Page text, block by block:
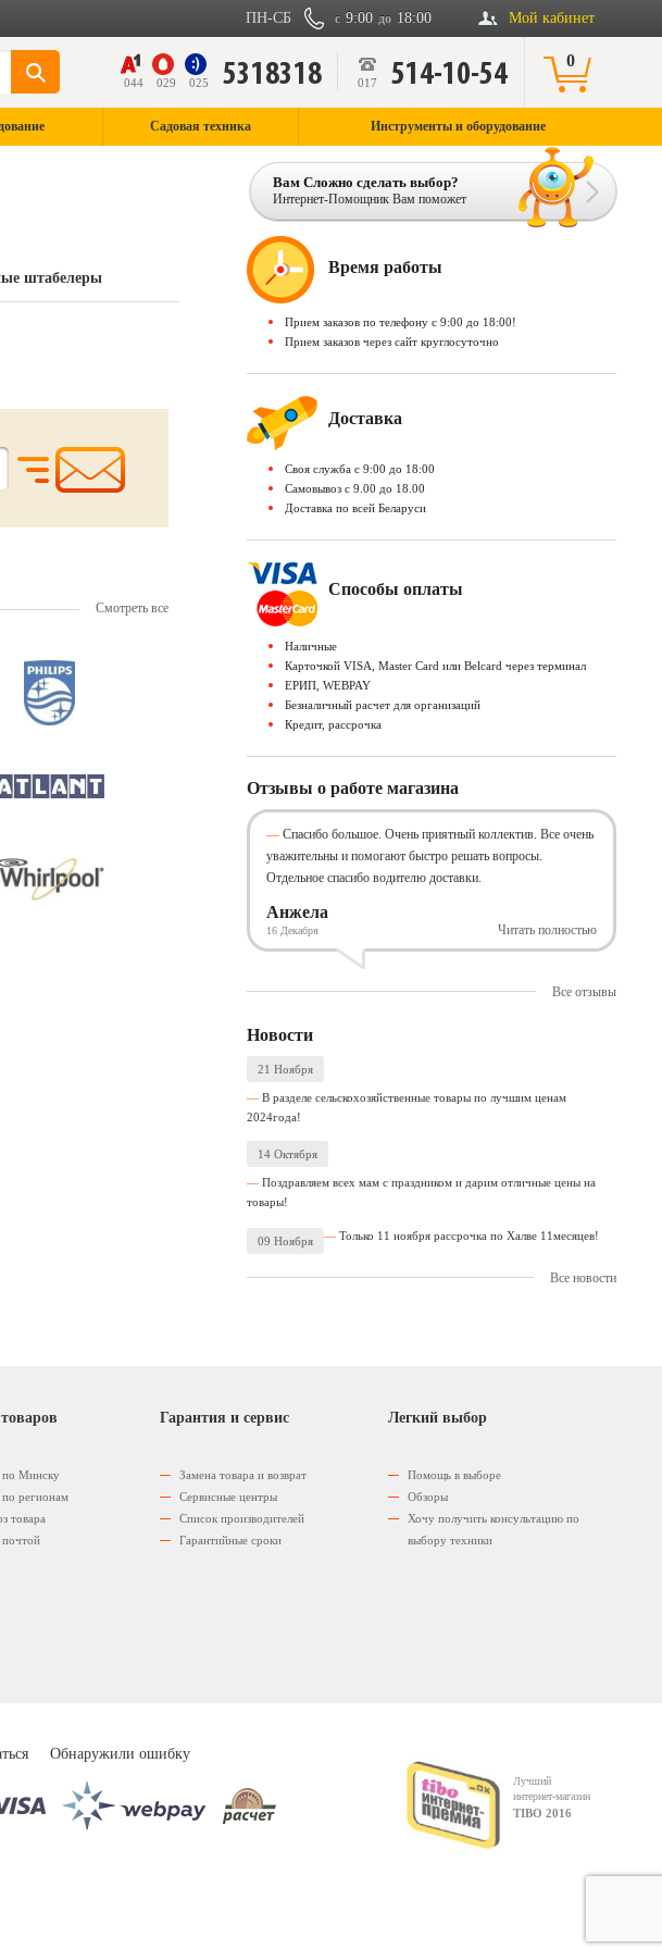
Мой кабинет
с 9:00 до 18:00
ПН-СБ
044 029 025 5318318 017 514-10-54 0
Садовая техника Инструменты и оборудование
Вам Сложно сделать выбор?
Интернет-Помощник Вам поможет
штабелеры
Смотреть все
Время работы
Прием заказов по телефону c 9:00 до 18:00!
Прием заказов через сайт круглосуточно
Доставка
Своя служба c 9:00 до 18:00
Самовывоз c 9.00 до 18.00
Доставка по всей Беларуси
Способы оплаты
Наличные
Карточкой VISA, Master Card или Belcard через терминал
EРИП, WEBPAY
Безналичный расчет для организаций
Кредит, рассрочка
Отзывы о работе магазина
Спасибо большое. Очень приятный коллектив. Все очень
уважительны и помогают быстро решать вопросы.
Отдельное спасибо водителю доставки.
Анжела
16 Декабря Читать полностью
Все отзывы
Новости
21 Ноября
В разделе сельскохозяйственные товары по лучшим ценам
2024года!
14 Октября
Поздравляем всех мам с праздником и дарим отличные цены на
товары!
09 Ноября Только 11 ноября рассрочка по Халве 11месяцев!
Все новости
по Минску
по регионам
товара
почтой
Гарантия и сервис
Замена товара и возврат
Сервисные центры
Список производителей
Гарантийные сроки
Легкий выбор
Помощь в выборе
Обзоры
Хочу получить консультацию по
выбору техники
Лучший
интернет-магазин
TIBO 2016
Обнаружили ошибку